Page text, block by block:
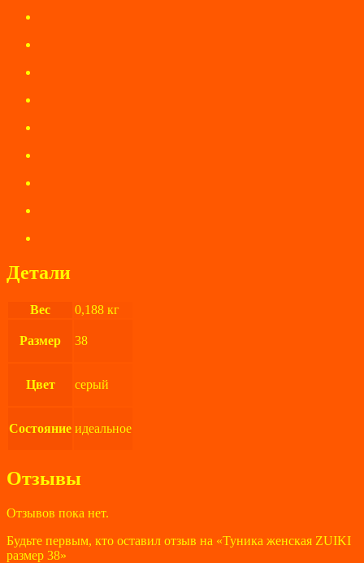
Детали
Вес 0,188 кг
Размер 38
Цвет серый
Состояние идеальное
Отзывы
Отзывов пока нет.
Будьте первым, кто оставил отзыв на «Туника женская ZUIKI
размер 38»